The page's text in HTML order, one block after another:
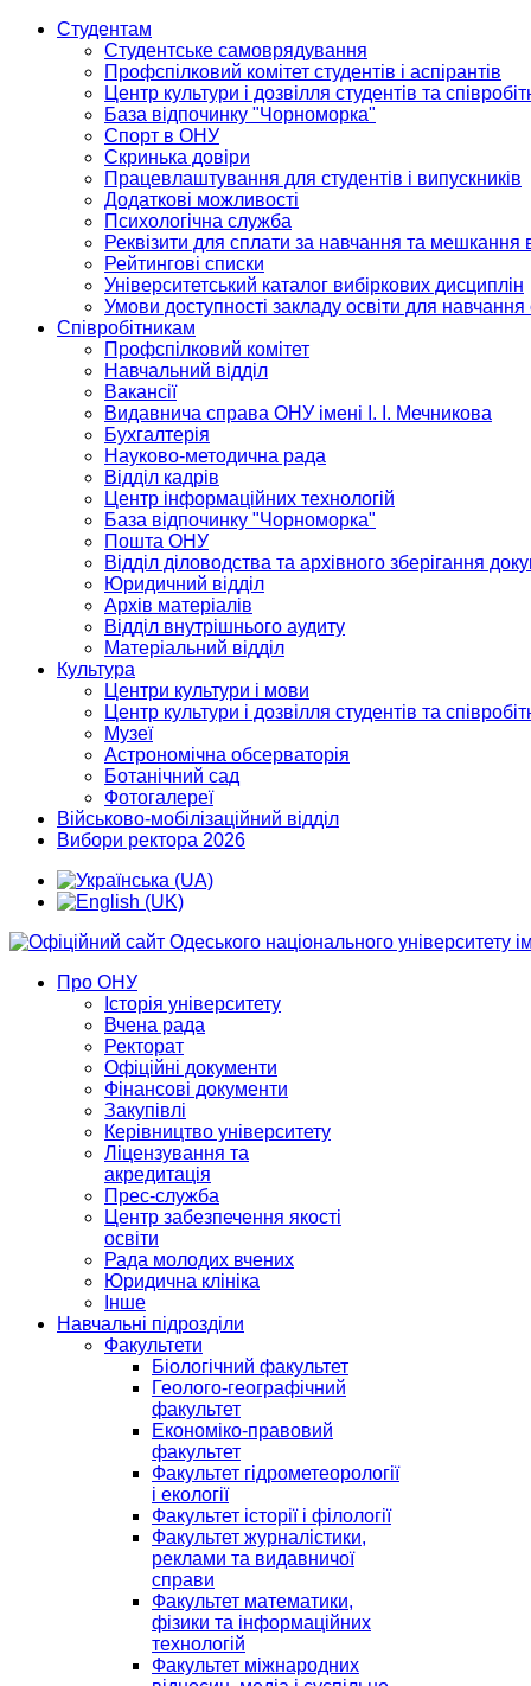
Студентам
Студентське самоврядування
Профспілковий комітет студентів і аспірантів
Центр культури і дозвілля студентів та
База відпочинку "Чорноморка"
Спорт в ОНУ
Скринька довіри
Працевлаштування для студентів і випускників
Додаткові можливості
Психологічна служба
Реквізити для сплати за навчання та мешкання
Рейтингові списки
Університетський каталог вибіркових дисциплін
Умови доступності закладу освіти для
Співробітникам
Профспілковий комітет
Навчальний відділ
Вакансії
Видавнича справа ОНУ імені І. І. Мечникова
Бухгалтерія
Науково-методична рада
Відділ кадрів
Центр інформаційних технологій
База відпочинку "Чорноморка"
Пошта ОНУ
Відділ діловодства та архівного зберігання
Юридичний відділ
Архів матеріалів
Відділ внутрішнього аудиту
Матеріальний відділ
Культура
Центри культури і мови
Центр культури і дозвілля студентів та
Музеї
Астрономічна обсерваторія
Ботанічний сад
Фотогалереї
Військово-мобілізаційний відділ
Вибори ректора 2026
Про ОНУ
Історія університету
Вчена рада
Ректорат
Офіційні документи
Фінансові документи
Закупівлі
Керівництво університету
Ліцензування та
акредитація
Прес-служба
Центр забезпечення якості
освіти
Рада молодих вчених
Юридична клініка
Інше
Навчальні підрозділи
Факультети
Біологічний факультет
Геолого-географічний
факультет
Економіко-правовий
факультет
Факультет гідрометеорології
і екології
Факультет історії і філології
Факультет журналістики,
реклами та видавничої
справи
Факультет математики,
фізики та інформаційних
технологій
Факультет міжнародних